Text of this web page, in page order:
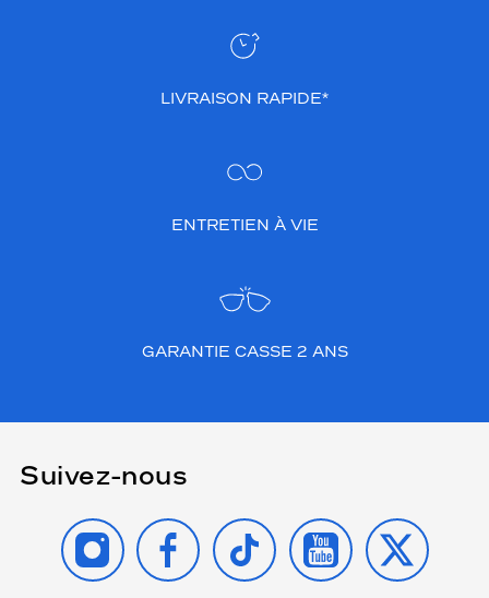
LIVRAISON RAPIDE*
ENTRETIEN À VIE
GARANTIE CASSE 2 ANS
Suivez-nous
INSTAGRAMFACEBOOK
TIKTOK YOUTUBE
X